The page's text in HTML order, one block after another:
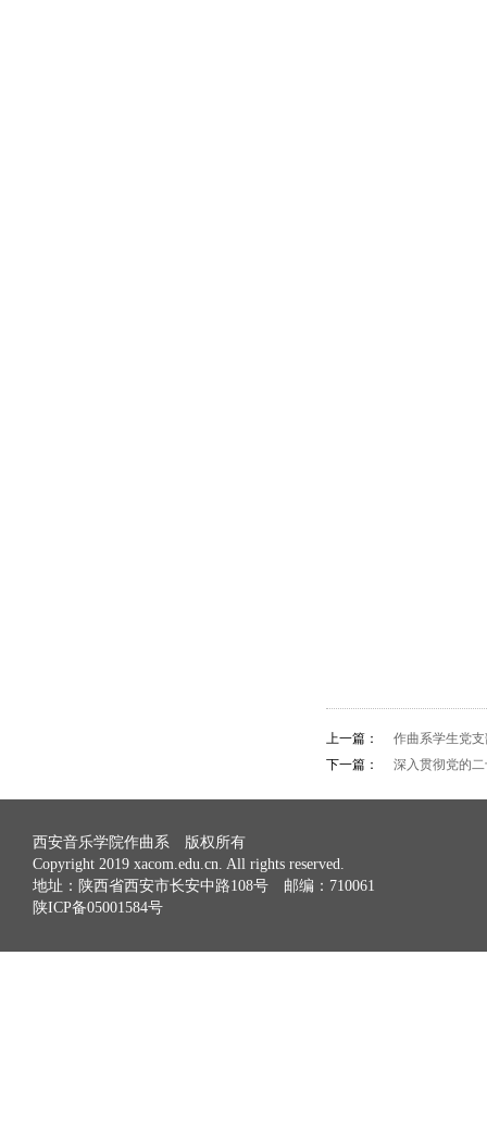
上一篇：
作曲系学生党
下一篇：
深入贯彻党的
西安音乐学院作曲系 版权所有
Copyright 2019 xacom.edu.cn. All rights reserved.
地址：陕西省西安市长安中路108号 邮编：710061
陕ICP备05001584号